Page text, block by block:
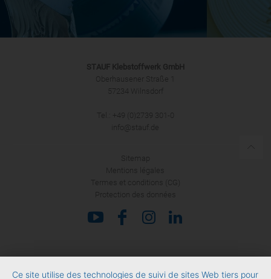
STAUF Klebstoffwerk GmbH
Oberhausener Straße 1
57234 Wilnsdorf
Tel.: +49 (0)2739 301-0
info@stauf.de
Sitemap
Mentions légales
Termes et conditions (CG)
Protection des données
Ce site utilise des technologies de suivi de sites Web tiers pour